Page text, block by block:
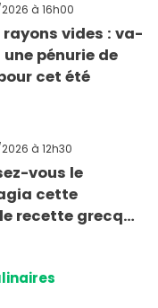
à 16h00
rayons vides : va-
pénurie de
cet été
à 12h30
vous le
cette
recette grecque